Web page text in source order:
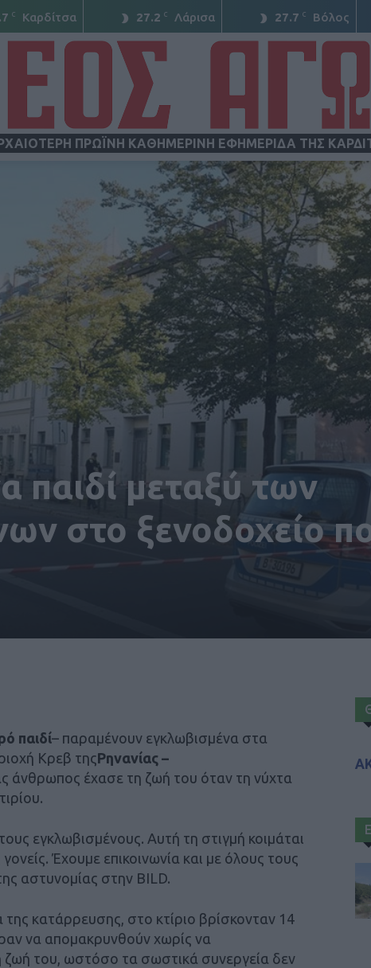
C Καρδίτσα 27.2 C Λάρισα 27.7 C Βόλος
ΠΡΩΪΝΗ ΚΑΘΗΜΕΡΙΝΗ ΕΦΗΜΕΡΙΔΑ ΤΗΣ
ΝΕΟΣ
ΑΓΩΝ
παιδί μεταξύ των
στο ξενοδοχείο
παιδί– παραμένουν εγκλωβισμένα στα
Κρεβ τηςΡηνανίας –
άνθρωπος έχασε τη ζωή του όταν τη νύχτα
εγκλωβισμένους. Αυτή τη στιγμή κοιμάται
Έχουμε επικοινωνία και με όλους τους
αστυνομίας στην BILD.
κατάρρευσης, στο κτίριο βρίσκονταν 14
να απομακρυνθούν χωρίς να
του, ωστόσο τα σωστικά συνεργεία δεν